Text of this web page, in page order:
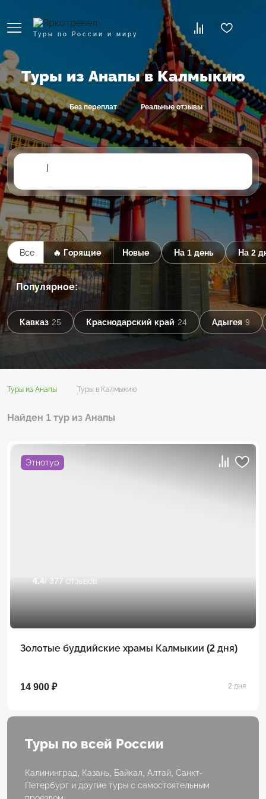
Туры по России и миру
Туры из Анапы в Калмыкию
Без переплат Реальные отзывы
|
Все 🔥 Горящие Новые На 1 день На 2
Популярное:
Кавказ 25 Краснодарский край 24 Адыгея 9
Туры из Анапы Туры в Калмыкию
Найден 1 тур из Анапы
Этнотур
4.4/ 377 отзывов
Золотые буддийские храмы Калмыкии (2 дня)
14 900 ₽ 2 дня
Туры по всей России
Калининград, Казань, Байкал, Алтай, Санкт-
Петербург и другие туры с самостоятельным